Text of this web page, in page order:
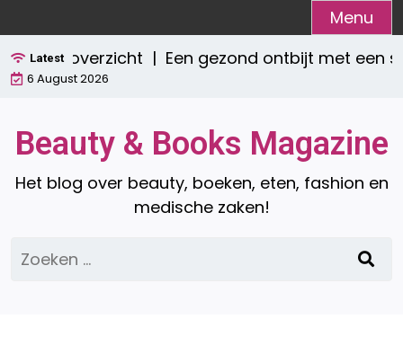
naar
de
inhoud
Menu
Latestoverzicht |Een gezond ontbijt met een
6 August 2026
Beauty & Books Magazine
Het blog over beauty, boeken, eten, fashion en
medische zaken!
Zoeken
naar: